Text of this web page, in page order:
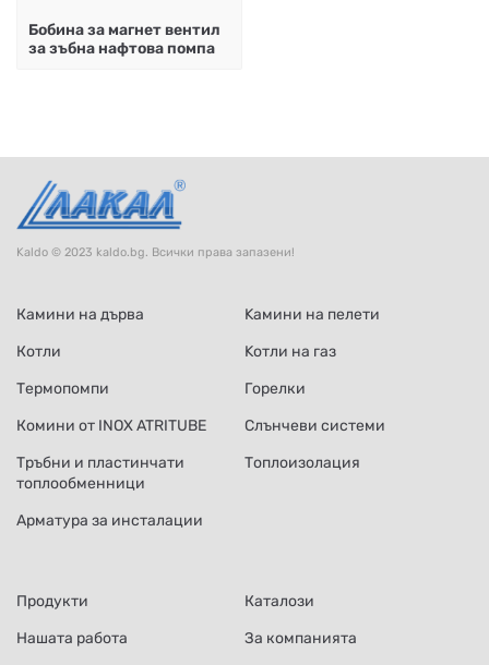
Бобина за магнет вентил
за зъбна нафтова помпа
Kaldo © 2023 kaldo.bg. Всички права запазени!
Камини на дърва
Kамини на пелети
Котли
Kотли на газ
Термопомпи
Горелки
Комини от INOX ATRITUBE
Слънчеви системи
Тръбни и пластинчати
топлообменници
Топлоизолация
Арматура за инсталации
Продукти
Каталози
Нашата работа
За компанията